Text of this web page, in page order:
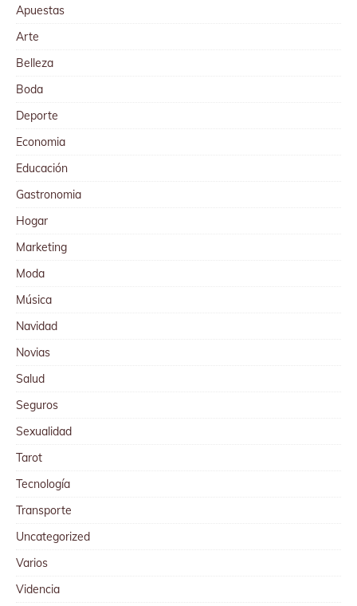
Apuestas
Arte
Belleza
Boda
Deporte
Economia
Educación
Gastronomia
Hogar
Marketing
Moda
Música
Navidad
Novias
Salud
Seguros
Sexualidad
Tarot
Tecnología
Transporte
Uncategorized
Varios
Videncia